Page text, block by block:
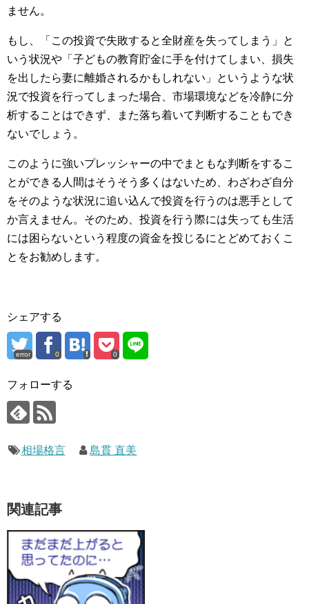
ません。
もし、「この投資で失敗すると全財産を失ってしまう」と
いう状況や「子どもの教育貯金に手を付けてしまい、損失
を出したら妻に離婚されるかもしれない」というような状
況で投資を行ってしまった場合、市場環境などを冷静に分
析することはできず、また落ち着いて判断することもでき
ないでしょう。
このように強いプレッシャーの中でまともな判断をするこ
とができる人間はそうそう多くはないため、わざわざ自分
をそのような状況に追い込んで投資を行うのは悪手として
か言えません。そのため、投資を行う際には失っても生活
には困らないという程度の資金を投じるにとどめておくこ
とをお勧めします。
シェアする
error 0 0
フォローする
相場格言 島貫 直美
関連記事